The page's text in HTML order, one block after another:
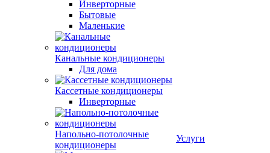
Инверторные
Бытовые
Маленькие
Канальные кондиционеры
Для дома
Кассетные кондиционеры
Инверторные
Напольно-потолочные
кондиционеры
Услуги